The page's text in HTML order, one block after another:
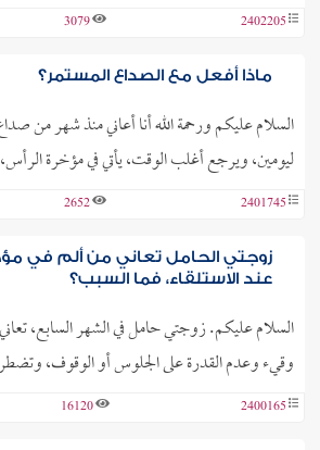
2402205
3079
ماذا أفعل مع الصداع المستمر؟
السلام عليكم ورحمة الله أنا أعاني منذ شهر من
ليومين، ويرجع أغلب الوقت، يأتي في مؤخرة
2401745
2652
زوجتي الحامل تعاني من ألم في
عند الاستلقاء، فما السبب؟
السلام عليكم. زوجتي حامل في الشهر السابع،
وقيء وعدم القدرة على الجلوس أو الوقوف،
2400165
16120